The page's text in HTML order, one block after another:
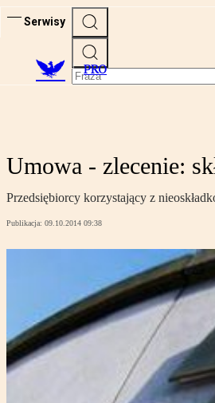
Serwisy
PRO
Umowa - zlecenie:
Przedsiębiorcy korzystający z
Publikacja: 09.10.2014 09:38